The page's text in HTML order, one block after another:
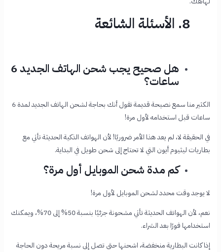
8. الأسئلة الشائعة
هل صحيح يجب شحن الهاتف الجديد 6
ساعات؟
الكثير منا سمع نصيحة قديمة تقول أنك بحاجة لشحن الهاتف الجديد لمدة 6
ساعات قبل استخدامه لأول مرة!
في الحقيقة لا، لم يعد هذا الأمر ضروريًا! لأن الهواتف الذكية الحديثة تأتي مع
بطاريات ليثيوم أيون التي لا تحتاج إلى شحن طويل في البداية.
كم مدة شحن الموبايل أول مرة؟
لا يوجد وقت محدد لشحن الموبايل لأول مرة!
نعم، لأن الهواتف الحديثة تأتي مشحونة جزئيًا بنسبة 50% إلى 70%، ويمكنك
استخدامها فورًا بعد الشراء.
إذا كانت البطارية منخفضة، اشحنها حتى تصل إلى نسبة مريحة دون الحاجة